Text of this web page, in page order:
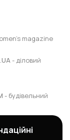
magazine
- діловий
- будівельний